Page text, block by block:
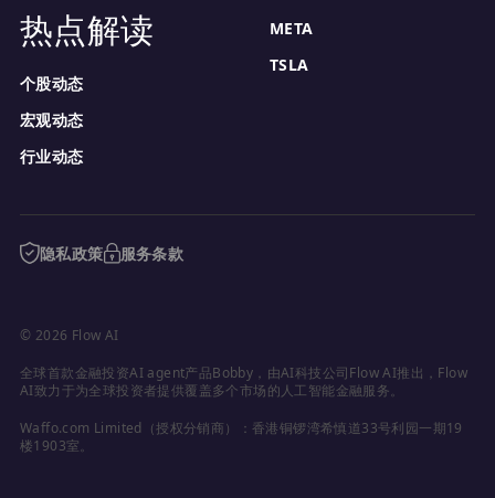
热点解读
个股动态
宏观动态
行业动态
META
TSLA
隐私政策 服务条款
© 2026 Flow AI
全球首款金融投资AI agent产品Bobby，由AI科技公司Flow AI推出，Flow
AI致力于为全球投资者提供覆盖多个市场的人工智能金融服务。
Waffo.com Limited（授权分销商）：香港铜锣湾希慎道33号利园一期19
楼1903室。